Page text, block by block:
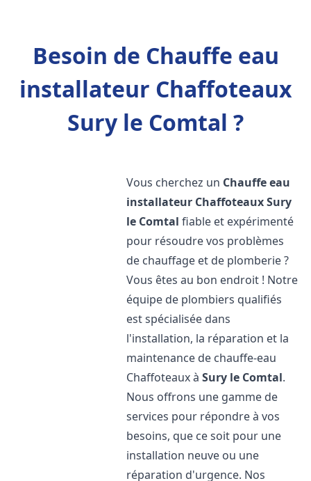
Besoin de Chauffe eau
installateur Chaffoteaux
Sury le Comtal ?
Vous cherchez un Chauffe eau
installateur ChaffoteauxSury
le Comtal fiable et expérimenté
pour résoudre vos problèmes
de chauffage et de plomberie ?
Vous êtes au bon endroit ! Notre
équipe de plombiers qualifiés
est spécialisée dans
l'installation, la réparation et la
maintenance de chauffe-eau
Chaffoteaux àSury le Comtal.
Nous offrons une gamme de
services pour répondre à vos
besoins, que ce soit pour une
installation neuve ou une
réparation d'urgence. Nos